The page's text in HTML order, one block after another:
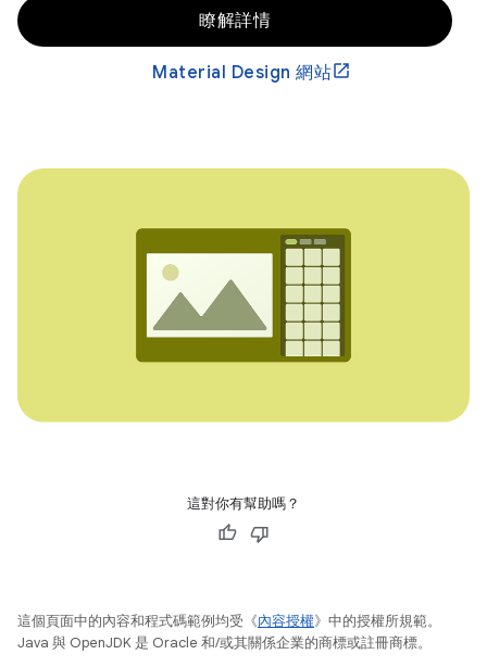
瞭解詳情
Material Design 網站
這對你有幫助嗎？
這個頁面中的內容和程式碼範例均受《內容授權》中的授權所規範。
Java 與 OpenJDK 是 Oracle 和/或其關係企業的商標或註冊商標。